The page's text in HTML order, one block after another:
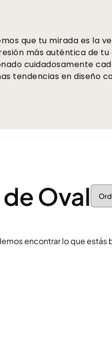
que tu mirada es la
más auténtica de
cuidadosamente
tendencias en diseño
Oval
encontrar lo que estás